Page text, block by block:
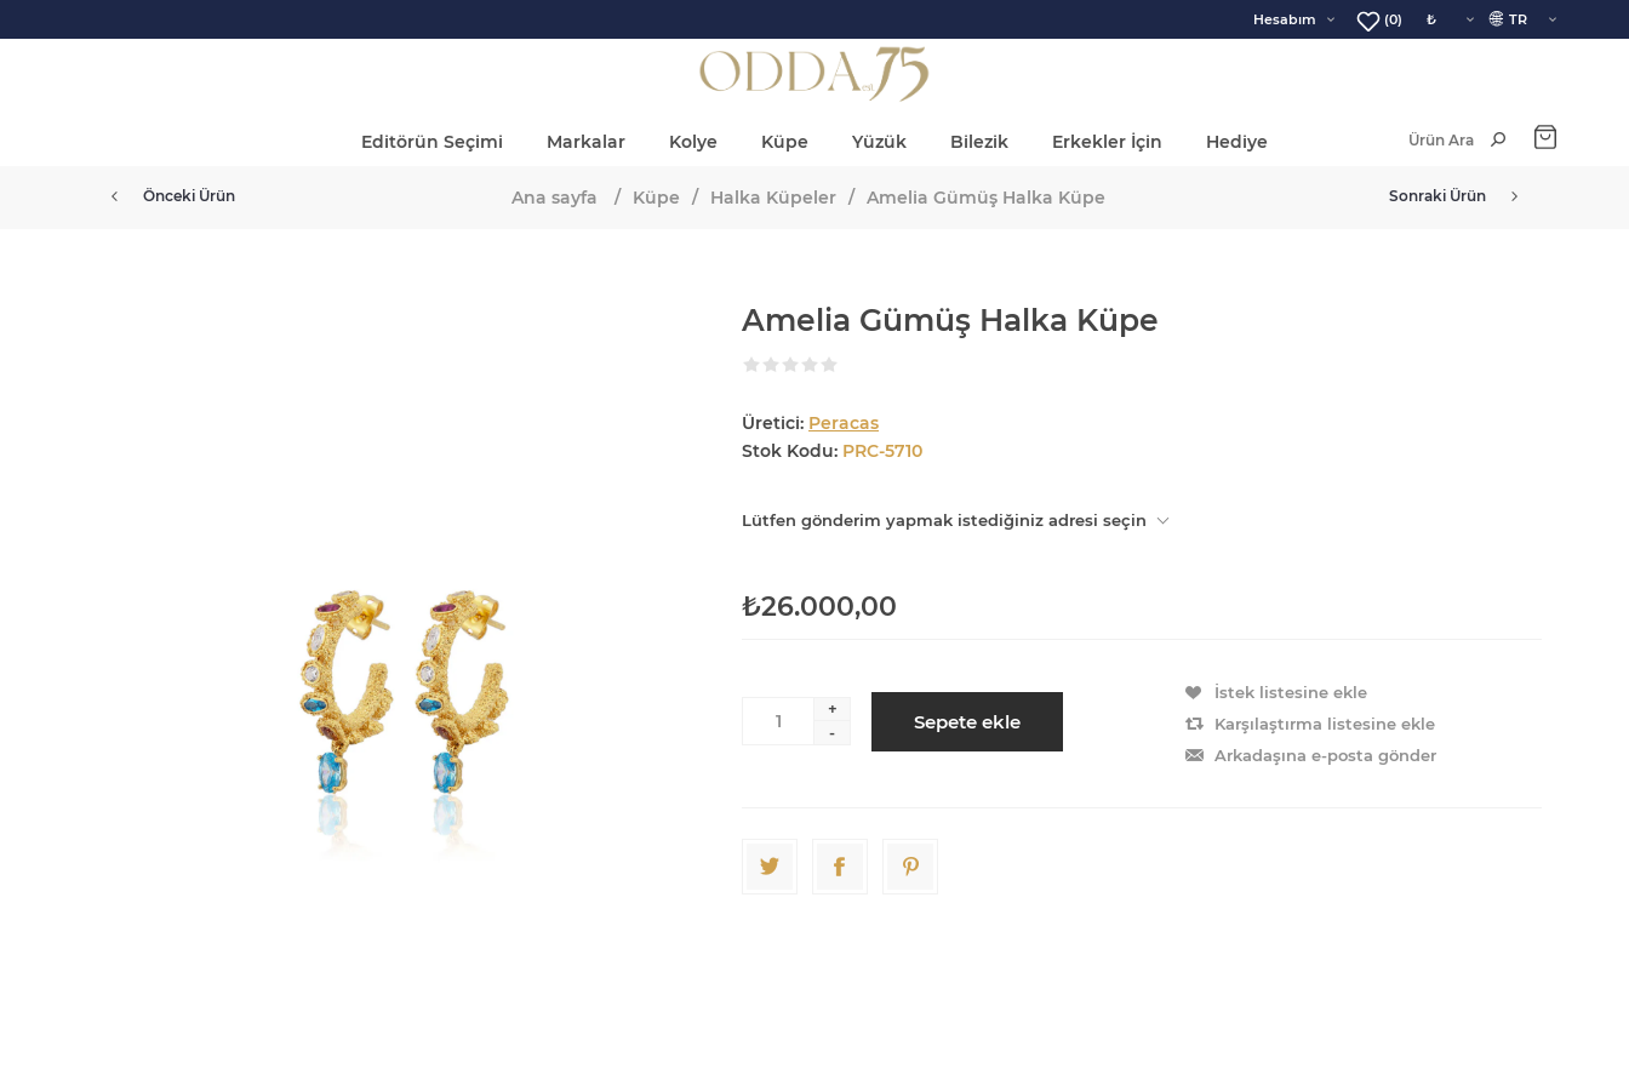
Hesabım (0) 🌐
Editörün Seçimi Markalar Kolye Küpe Yüzük Bilezik Erkekler İçin Hediye
Ana sayfa / Küpe / Halka Küpeler / Amelia Gümüş Halka Küpe
Önceki Ürün Sonraki Ürün
Amelia Gümüş Halka Küpe
Üretici: Peracas
Stok Kodu: PRC-5710
Lütfen gönderim yapmak istediğiniz adresi seçin
₺26.000,00
+
-
Sepete ekle
İstek listesine ekle
Karşılaştırma listesine ekle
Arkadaşına e-posta gönder